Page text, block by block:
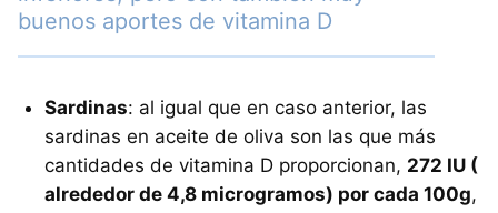
buenos aportes de vitamina D
Sardinas: al igual que en caso anterior, las
sardinas en aceite de oliva son las que más
cantidades de vitamina D proporcionan, 272 IU (
alrededor de 4,8 microgramos) por cada 100g,